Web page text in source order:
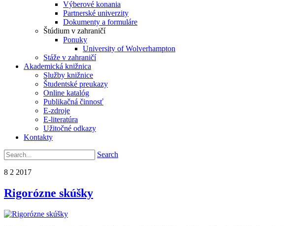
Výberové konania
Partnerské univerzity
Dokumenty a formuláre
Štúdium v zahraničí
Ponuky
University of Wolverhampton
Stáže v zahraničí
Akademická knižnica
Služby knižnice
Študentské preukazy
Online katalóg
Publikačná činnosť
E-zdroje
E-literatúra
Užitočné odkazy
Kontakty
Search
8 2 2017
Rigorózne skúšky